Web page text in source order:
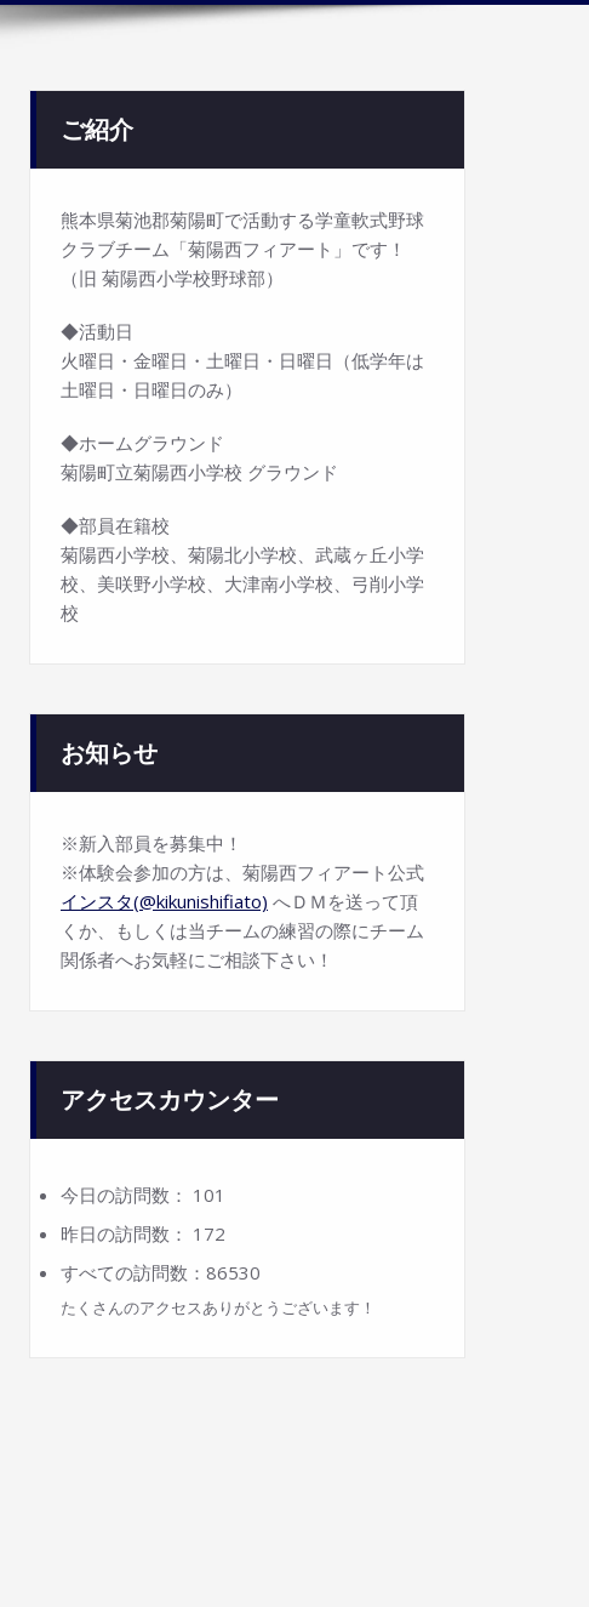
ご紹介
熊本県菊池郡菊陽町で活動する学童軟式野球
クラブチーム「菊陽西フィアート」です！
（旧 菊陽西小学校野球部）
◆活動日
火曜日・金曜日・土曜日・日曜日（低学年は
土曜日・日曜日のみ）
◆ホームグラウンド
菊陽町立菊陽西小学校 グラウンド
◆部員在籍校
菊陽西小学校、菊陽北小学校、武蔵ヶ丘小学
校、美咲野小学校、大津南小学校、弓削小学
校
お知らせ
※新入部員を募集中！
※体験会参加の方は、菊陽西フィアート公式
インスタ(@kikunishifiato) へＤＭを送って頂
くか、もしくは当チームの練習の際にチーム
関係者へお気軽にご相談下さい！
アクセスカウンター
今日の訪問数： 101
昨日の訪問数： 172
すべての訪問数： 86530
たくさんのアクセスありがとうございます！